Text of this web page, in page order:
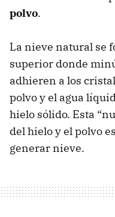
polvo.
La nieve natural se
superior donde
adhieren a los
polvo y el agua
hielo sólido. Esta
del hielo y el polvo
generar nieve.